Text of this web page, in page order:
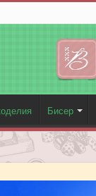
Бисер